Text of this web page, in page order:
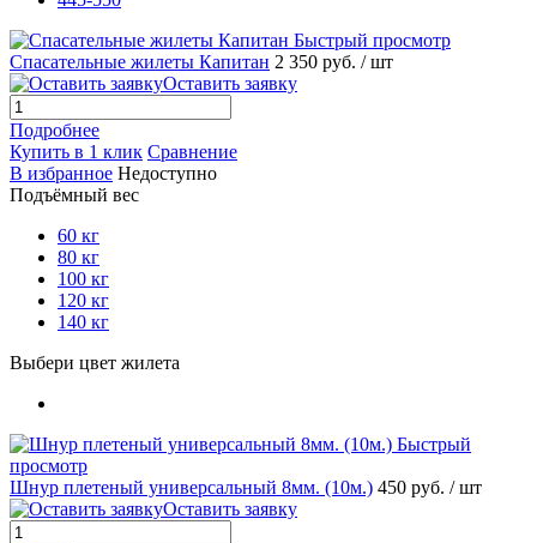
Быстрый просмотр
Спасательные жилеты Капитан 2 350 руб. / шт
Оставить заявку
Подробнее
Купить в 1 клик Сравнение
В избранное Недоступно
Подъёмный вес
60 кг
80 кг
100 кг
120 кг
140 кг
Выбери цвет жилета
Быстрый
просмотр
Шнур плетеный универсальный 8мм. (10м.) 450 руб. / шт
Оставить заявку